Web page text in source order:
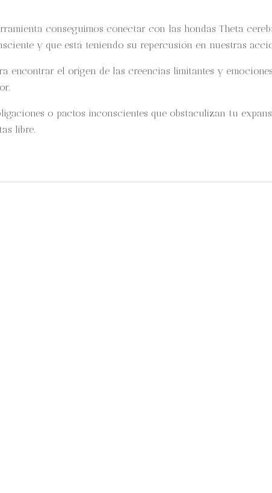
conseguimos conectar con las hondas Theta
y que está teniendo su repercusión en nuestras
encontrar el origen de las creencias limitantes y
o pactos inconscientes que obstaculizan tu
libre.